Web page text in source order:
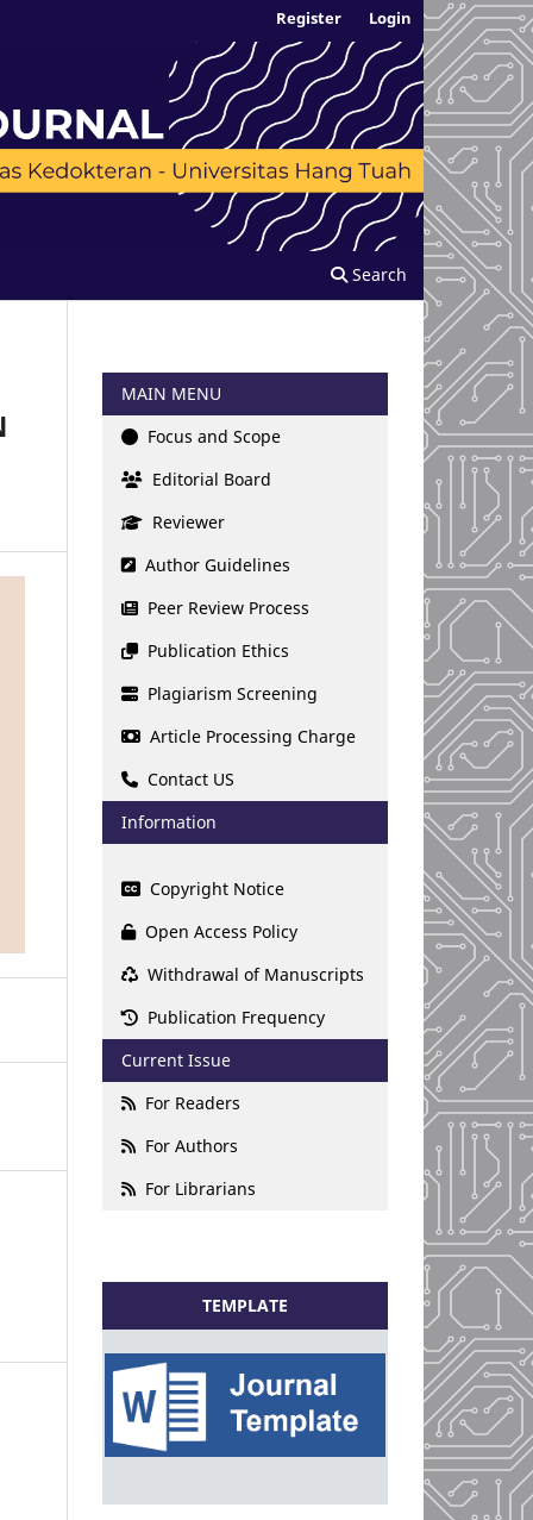
Search
Register Login
MAIN MENU
Focus and Scope
Editorial Board
Reviewer
Author Guidelines
Peer Review Process
Publication Ethics
Plagiarism Screening
Article Processing Charge
Contact US
Information
Copyright Notice
Open Access Policy
Withdrawal of Manuscripts
Publication Frequency
Current Issue
For Readers
For Authors
For Librarians
TEMPLATE